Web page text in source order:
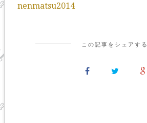
nenmatsu2014
この記事をシェアする